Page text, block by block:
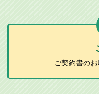
ご契約書のお